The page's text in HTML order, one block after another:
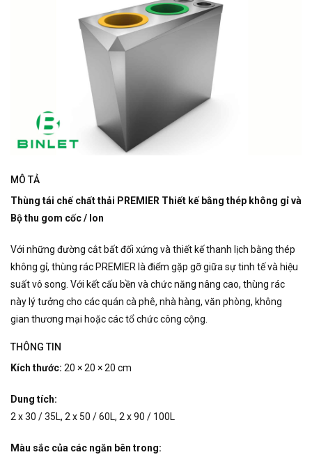
MÔ TẢ
Thùng tái chế chất thải PREMIER Thiết kế bằng thép không gỉ và
Bộ thu gom cốc / lon
Với những đường cắt bất đối xứng và thiết kế thanh lịch bằng thép
không gỉ, thùng rác PREMIER là điểm gặp gỡ giữa sự tinh tế và hiệu
suất vô song. Với kết cấu bền và chức năng nâng cao, thùng rác
này lý tưởng cho các quán cà phê, nhà hàng, văn phòng, không
gian thương mại hoặc các tổ chức công cộng.
THÔNG TIN
Kích thước: 20 × 20 × 20 cm
Dung tích:
2 x 30 / 35L, 2 x 50 / 60L, 2 x 90 / 100L
Màu sắc của các ngăn bên trong: